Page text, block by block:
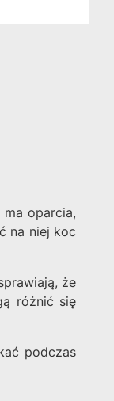
oparcia,
na niej koc
że
różnić się
podczas